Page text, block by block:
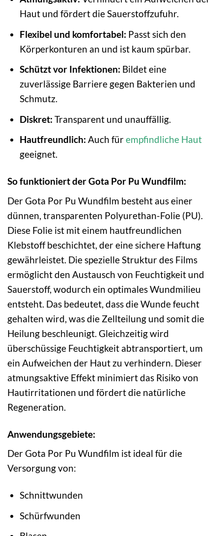
Haut und fördert die Sauerstoffzufuhr.
Flexibel und komfortabel: Passt sich den
Körperkonturen an und ist kaum spürbar.
Schützt vor Infektionen: Bildet eine
zuverlässige Barriere gegen Bakterien und
Schmutz.
Diskret: Transparent und unauffällig.
Hautfreundlich: Auch fürempfindliche Haut
geeignet.
So funktioniert der Gota Por Pu Wundfilm:
Der Gota Por Pu Wundfilm besteht aus einer
dünnen, transparenten Polyurethan-Folie (PU).
Diese Folie ist mit einem hautfreundlichen
Klebstoff beschichtet, der eine sichere Haftung
gewährleistet. Die spezielle Struktur des Films
ermöglicht den Austausch von Feuchtigkeit und
Sauerstoff, wodurch ein optimales Wundmilieu
entsteht. Das bedeutet, dass die Wunde feucht
gehalten wird, was die Zellteilung und somit die
Heilung beschleunigt. Gleichzeitig wird
überschüssige Feuchtigkeit abtransportiert, um
ein Aufweichen der Haut zu verhindern. Dieser
atmungsaktive Effekt minimiert das Risiko von
Hautirritationen und fördert die natürliche
Regeneration.
Anwendungsgebiete:
Der Gota Por Pu Wundfilm ist ideal für die
Versorgung von:
Schnittwunden
Schürfwunden